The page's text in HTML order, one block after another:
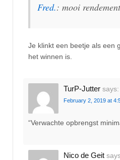
Fred.: mooi rendement
Je klinkt een beetje als een
het winnen is.
TurP-Jutter says:
February 2, 2019 at
“Verwachte opbrengst
Nico de Geit